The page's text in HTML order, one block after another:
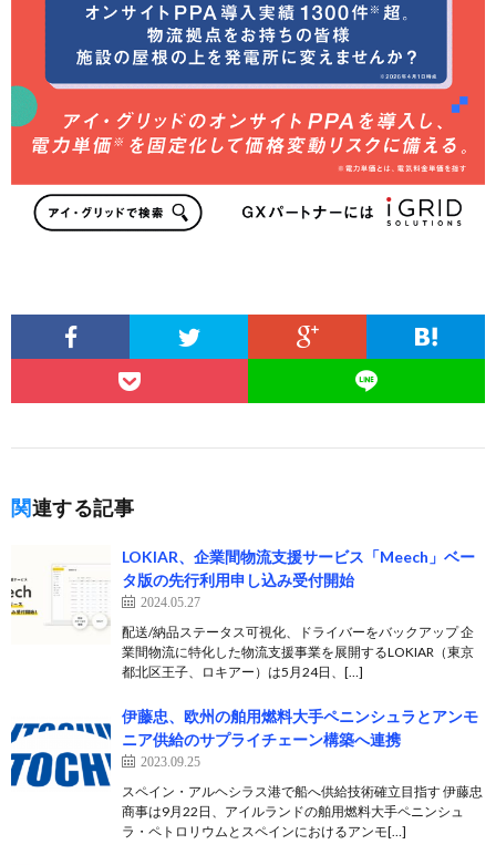
関連する記事
LOKIAR、企業間物流支援サービス「Meech」ベー
タ版の先行利用申し込み受付開始
2024.05.27
配送/納品ステータス可視化、ドライバーをバックアップ 企
業間物流に特化した物流支援事業を展開するLOKIAR（東京
都北区王子、ロキアー）は5月24日、[…]
伊藤忠、欧州の舶用燃料大手ペニンシュラとアンモ
ニア供給のサプライチェーン構築へ連携
2023.09.25
スペイン・アルヘシラス港で船へ供給技術確立目指す 伊藤忠
商事は9月22日、アイルランドの舶用燃料大手ペニンシュ
ラ・ペトロリウムとスペインにおけるアンモ[…]